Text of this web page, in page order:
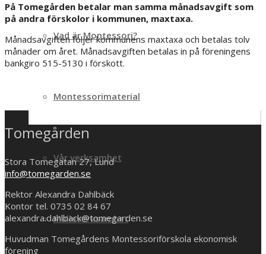
Vad är Montessori?
Montessorimaterial
Vår verksamhet
Mulleverksamhet
På Tomegården betalar man samma månadsavgift som
på andra förskolor i kommunen, maxtaxa.
Månadsavgiften följer kommunens maxtaxa och betalas tolv
månader om året. Månadsavgiften betalas in på föreningens
bankgiro 515-5130 i förskott.
Tomegården
Stora Tomegatan 27, Lund
info@tomegarden.se
Rektor Alexandra Dahlbäck
Kontor tel. 0735 02 84 67
alexandra.dahlback@tomegarden.se
Huvudman Tomegårdens Montessoriförskola ekonomisk
förening